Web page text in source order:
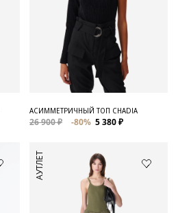
АСИММЕТРИЧНЫЙ ТОП CHADIA
26 900 ₽ -80% 5 380 ₽
АУТЛЕТ